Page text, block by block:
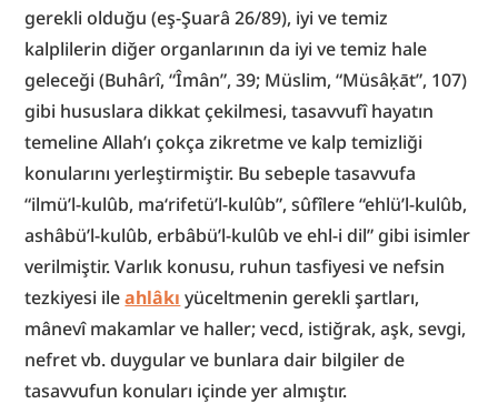
gerekli olduğu (eş-Şuarâ 26/89), iyi ve temiz
kalplilerin diğer organlarının da iyi ve temiz hale
geleceği (Buhârî, “Îmân”, 39; Müslim, “Müsâḳāt”, 107)
gibi hususlara dikkat çekilmesi, tasavvufî hayatın
temeline Allah’ı çokça zikretme ve kalp temizliği
konularını yerleştirmiştir. Bu sebeple tasavvufa
“ilmü’l-kulûb, ma‘rifetü’l-kulûb”, sûfîlere “ehlü’l-kulûb,
ashâbü’l-kulûb, erbâbü’l-kulûb ve ehl-i dil” gibi isimler
verilmiştir. Varlık konusu, ruhun tasfiyesi ve nefsin
tezkiyesi ile ahlâkı yüceltmenin gerekli şartları,
mânevî makamlar ve haller; vecd, istiğrak, aşk, sevgi,
nefret vb. duygular ve bunlara dair bilgiler de
tasavvufun konuları içinde yer almıştır.